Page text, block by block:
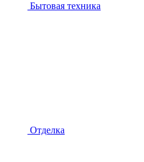
Бытовая техника
Отделка